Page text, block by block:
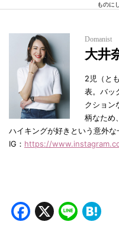
ものに
Domanist
大井
2児（と
表。バッ
クション
柄なため
ハイキングが好きという意外な
IG： https://
Facebook
X Line